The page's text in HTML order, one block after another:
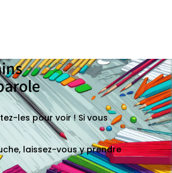
les pour voir ! Si vous
laissez-vous y prendre